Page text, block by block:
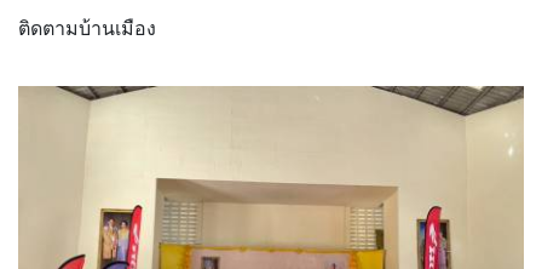
ติดตามบ้านเมือง